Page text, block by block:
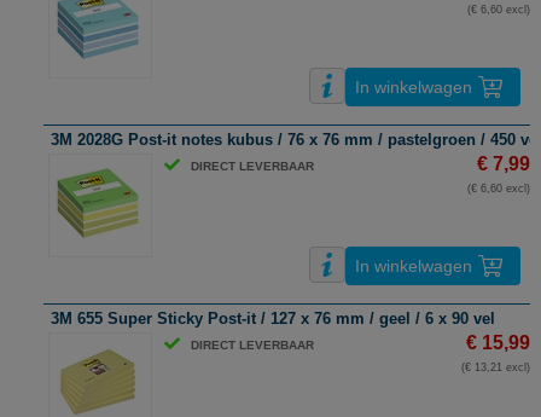
(€ 6,60 excl)
In winkelwagen
3M 2028G Post-it notes kubus / 76 x 76 mm / pastelgroen / 450 vel
DIRECT LEVERBAAR € 7,99
(€ 6,60 excl)
In winkelwagen
3M 655 Super Sticky Post-it / 127 x 76 mm / geel / 6 x 90 vel
DIRECT LEVERBAAR € 15,99
(€ 13,21 excl)